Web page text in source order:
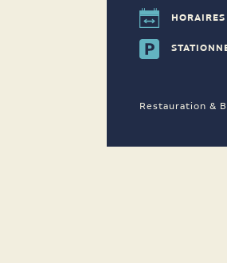
Restauration &